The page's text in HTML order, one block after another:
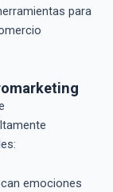
para
emociones